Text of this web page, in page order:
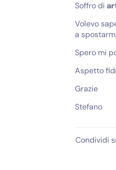
Soffro di
Volevo
a
Spero mi
Aspetto
Grazie
Stefano
Condividi